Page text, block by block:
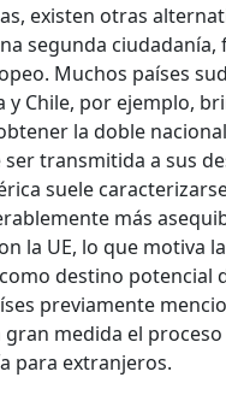
existen otras
segunda ciudadanía,
Muchos países
y Chile, por ejemplo,
la doble
transmitida a sus
suele
más
la UE, lo que motiva
destino potencial
previamente
medida el
para extranjeros.